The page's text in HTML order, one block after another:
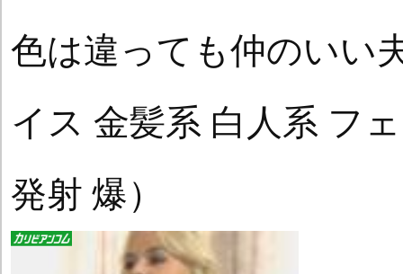
色は違っても仲のいい
イス 金髪系 白人系 フ
発射 爆）